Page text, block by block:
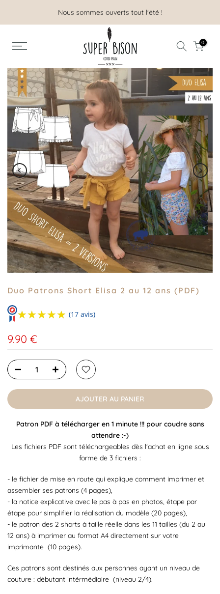
Nous sommes ouverts tout l'été !
0
Duo Patrons Short Elisa 2 au 12 ans (PDF)
★★★★★
★★★★★ (17 avis)
9.90 €
AJOUTER AU PANIER
Patron PDF à télécharger en 1 minute !!! pour coudre sans
attendre :-)
Les fichiers PDF sont téléchargeables dès l'achat en ligne sous
forme de 3 fichiers :
- le fichier de mise en route qui explique comment imprimer et
assembler ses patrons (4 pages),
- la notice explicative avec le pas à pas en photos, étape par
étape pour simplifier la réalisation du modèle (20 pages),
- le patron des 2 shorts à taille réelle dans les 11 tailles (du 2 au
12 ans) à imprimer au format A4 directement sur votre
imprimante (10 pages).
Ces patrons sont destinés aux personnes ayant un niveau de
couture : débutant intérmédiaire (niveau 2/4).